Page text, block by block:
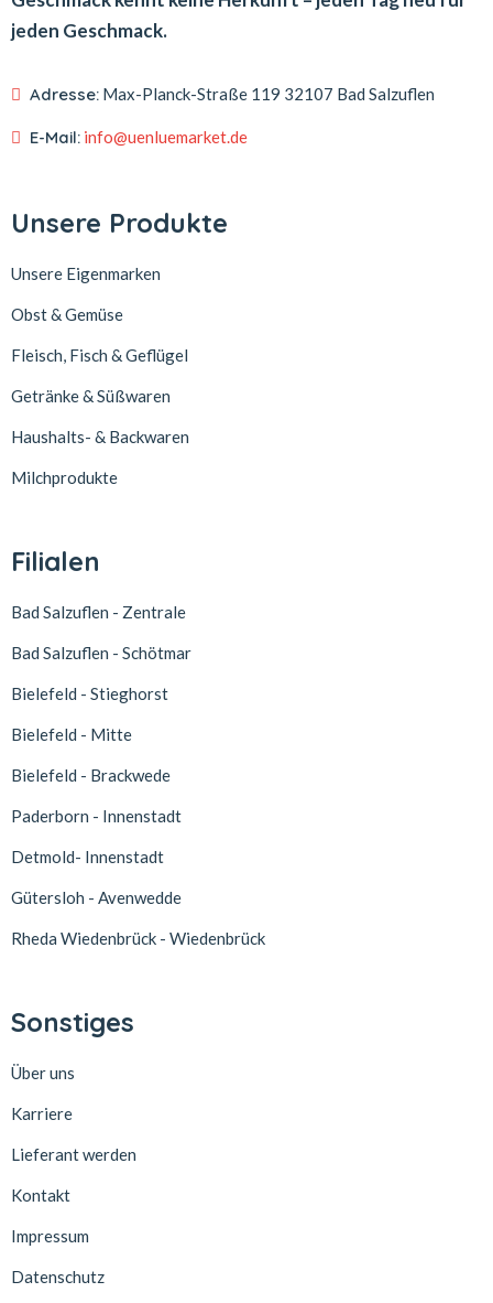
jeden Geschmack.
Adresse: Max-Planck-Straße 119 32107 Bad Salzuflen
E-Mail: info@uenluemarket.de
Unsere Produkte
Unsere Eigenmarken
Obst & Gemüse
Fleisch, Fisch & Geflügel
Getränke & Süßwaren
Haushalts- & Backwaren
Milchprodukte
Filialen
Bad Salzuflen - Zentrale
Bad Salzuflen - Schötmar
Bielefeld - Stieghorst
Bielefeld - Mitte
Bielefeld - Brackwede
Paderborn - Innenstadt
Detmold- Innenstadt
Gütersloh - Avenwedde
Rheda Wiedenbrück - Wiedenbrück
Sonstiges
Über uns
Karriere
Lieferant werden
Kontakt
Impressum
Datenschutz